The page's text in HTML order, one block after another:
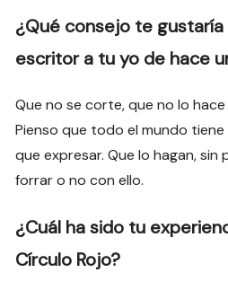
¿Qué consejo te
escritor a tu yo de hace
Que no se corte, que no lo
Pienso que todo el mundo
que expresar. Que lo hagan, sin
forrar o no con ello.
¿Cuál ha sido tu
Círculo Rojo?